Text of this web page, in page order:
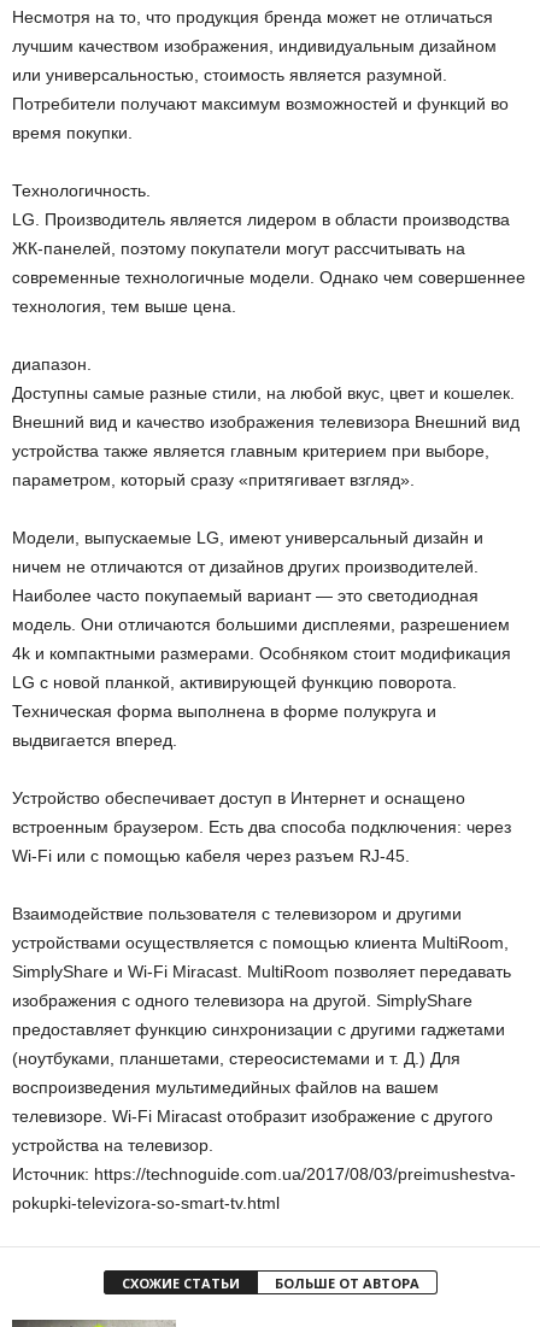
Несмотря на то, что продукция бренда может не отличаться
лучшим качеством изображения, индивидуальным дизайном
или универсальностью, стоимость является разумной.
Потребители получают максимум возможностей и функций во
время покупки.
Технологичность.
LG. Производитель является лидером в области производства
ЖК-панелей, поэтому покупатели могут рассчитывать на
современные технологичные модели. Однако чем совершеннее
технология, тем выше цена.
диапазон.
Доступны самые разные стили, на любой вкус, цвет и кошелек.
Внешний вид и качество изображения телевизора Внешний вид
устройства также является главным критерием при выборе,
параметром, который сразу «притягивает взгляд».
Модели, выпускаемые LG, имеют универсальный дизайн и
ничем не отличаются от дизайнов других производителей.
Наиболее часто покупаемый вариант — это светодиодная
модель. Они отличаются большими дисплеями, разрешением
4k и компактными размерами. Особняком стоит модификация
LG с новой планкой, активирующей функцию поворота.
Техническая форма выполнена в форме полукруга и
выдвигается вперед.
Устройство обеспечивает доступ в Интернет и оснащено
встроенным браузером. Есть два способа подключения: через
Wi-Fi или с помощью кабеля через разъем RJ-45.
Взаимодействие пользователя с телевизором и другими
устройствами осуществляется с помощью клиента MultiRoom,
SimplyShare и Wi-Fi Miracast. MultiRoom позволяет передавать
изображения с одного телевизора на другой. SimplyShare
предоставляет функцию синхронизации с другими гаджетами
(ноутбуками, планшетами, стереосистемами и т. Д.) Для
воспроизведения мультимедийных файлов на вашем
телевизоре. Wi-Fi Miracast отобразит изображение с другого
устройства на телевизор.
Источник: https://technoguide.com.ua/2017/08/03/preimushestva-
pokupki-televizora-so-smart-tv.html
СХОЖИЕ СТАТЬИ БОЛЬШЕ ОТ АВТОРА